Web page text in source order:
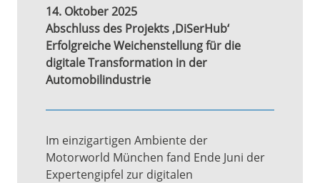
14. Oktober 2025
Abschluss des Projekts ‚DiSerHub‘
Erfolgreiche Weichenstellung für die
digitale Transformation in der
Automobilindustrie
Im einzigartigen Ambiente der
Motorworld München fand Ende Juni der
Expertengipfel zur digitalen